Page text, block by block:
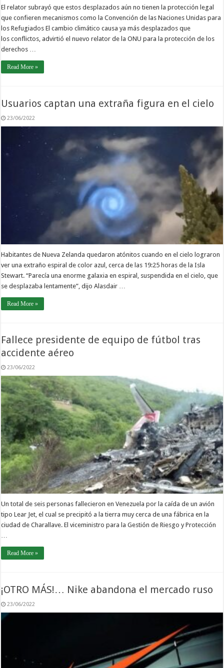
El relator subrayó que estos desplazados aún no tienen la protección legal
que confieren mecanismos como la Convención de las Naciones Unidas para
los Refugiados El cambio climático causa ya más desplazados que
los conflictos, advirtió el nuevo relator de la ONU para la protección de los
derechos …
Read More »
Usuarios captan una extraña figura en el cielo
23/06/2022
Habitantes de Nueva Zelanda quedaron atónitos cuando en el cielo lograron
ver una extraño espiral de color azul, cerca de las 19:25 horas de la Isla
Stewart. “Parecía una enorme galaxia en espiral, suspendida en el cielo, que
se desplazaba lentamente”, dijo Alasdair …
Read More »
Fallece presidente de equipo de fútbol tras
accidente aéreo
23/06/2022
Un total de seis personas fallecieron en Venezuela por la caída de un avión
tipo Lear Jet, el cual se precipitó a la tierra muy cerca de una fábrica en la
ciudad de Charallave. El viceministro para la Gestión de Riesgo y Protección
…
Read More »
¡OTRO MÁS!… Nike abandona el mercado ruso
23/06/2022